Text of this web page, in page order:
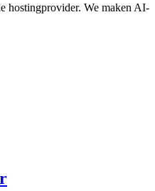
hostingprovider. We maken AI-